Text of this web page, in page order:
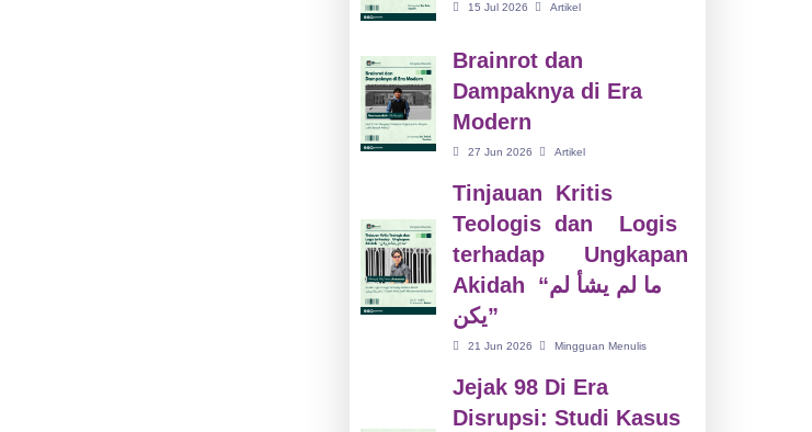
15 Jul 2026 Artikel
Brainrot dan
Dampaknya di Era
Modern
27 Jun 2026 Artikel
Tinjauan Kritis
Teologis dan Logis
terhadap Ungkapan
Akidah “ما لم يشأ لم
يكن”
21 Jun 2026 Mingguan Menulis
Jejak 98 Di Era
Disrupsi: Studi Kasus